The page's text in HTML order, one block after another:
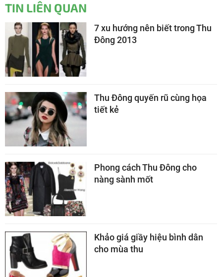
TIN LIÊN QUAN
7 xu hướng nên biết trong Thu
Đông 2013
Thu Đông quyến rũ cùng họa
tiết kẻ
Phong cách Thu Đông cho
nàng sành mốt
Khảo giá giầy hiệu bình dân
cho mùa thu